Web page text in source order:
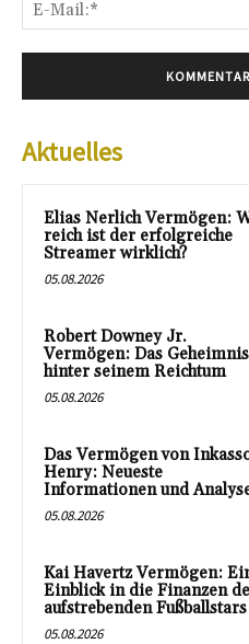
Aktuelles
Elias Nerlich Vermögen:
reich ist der erfolgreiche
Streamer wirklich?
05.08.2026
Robert Downey Jr.
Vermögen: Das Geheimnis
hinter seinem Reichtum
05.08.2026
Das Vermögen von
Henry: Neueste
Informationen und
05.08.2026
Kai Havertz Vermögen:
Einblick in die Finanzen
aufstrebenden Fußballstars
05.08.2026